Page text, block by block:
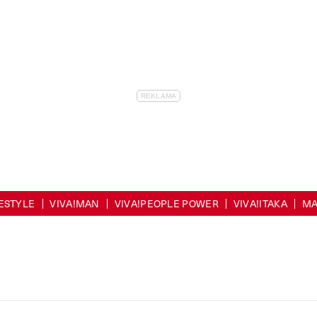
VIVA!MAN VIVA!PEOPLE POWER VIVA!ITAKA